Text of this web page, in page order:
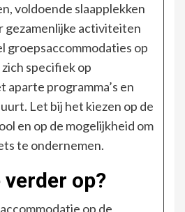
voldoende slaapplekken
gezamenlijke activiteiten
groepsaccommodaties op
specifiek op
aparte programma’s en
Let bij het kiezen op de
en op de mogelijkheid om
te ondernemen.
op?
op de